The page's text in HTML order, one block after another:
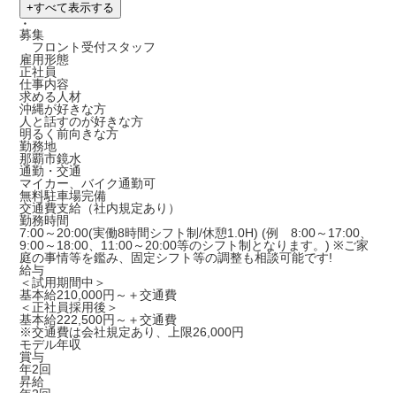
+すべて表示する
・
募集
フロント受付スタッフ
雇用形態
正社員
仕事内容
求める人材
沖縄が好きな方
人と話すのが好きな方
明るく前向きな方
勤務地
那覇市鏡水
通勤・交通
マイカー、バイク通勤可
無料駐車場完備
交通費支給（社内規定あり）
勤務時間
7:00～20:00(実働8時間シフト制/休憩1.0H) (例 8:00～17:00、
9:00～18:00、11:00～20:00等のシフト制となります。) ※ご家
庭の事情等を鑑み、固定シフト等の調整も相談可能です!
給与
＜試用期間中＞
基本給210,000円～＋交通費
＜正社員採用後＞
基本給222,500円～＋交通費
※交通費は会社規定あり、上限26,000円
モデル年収
賞与
年2回
昇給